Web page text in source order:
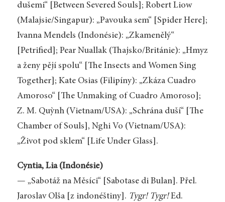
dušemi“ [Between Severed Souls]; Robert Liow
(Malajsie/Singapur): „Pavouka sem“ [Spider Here];
Ivanna Mendels (Indonésie): „Zkamenělý“
[Petrified]; Pear Nuallak (Thajsko/Británie): „Hmyz
a ženy pějí spolu“ [The Insects and Women Sing
Together]; Kate Osias (Filipíny): „Zkáza Cuadro
Amoroso“ [The Unmaking of Cuadro Amoroso];
Z. M. Quỳnh (Vietnam/USA): „Schrána duší“ [The
Chamber of Souls], Nghi Vo (Vietnam/USA):
„Život pod sklem“ [Life Under Glass].
Cyntia, Lia (Indonésie)
— „Sabotáž na Měsíci“ [Sabotase di Bulan]. Přel.
Jaroslav Olša [z indonéštiny]. Tygr! Tygr!Ed.